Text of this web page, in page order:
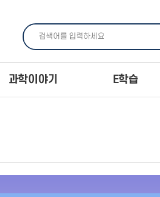
과학이야기 E학습